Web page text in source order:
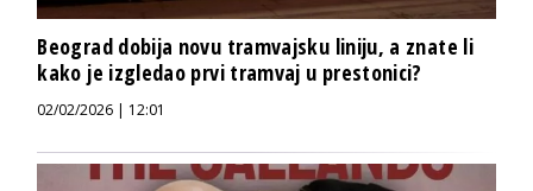
Beograd dobija novu tramvajsku liniju, a znate li
kako je izgledao prvi tramvaj u prestonici?
02/02/2026 | 12:01